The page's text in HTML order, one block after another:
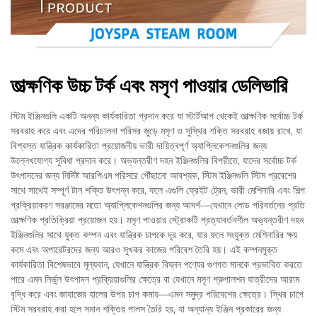
তাত্ক্ষণিক উচ্চ টর্ক এবং মসৃণ পাওয়ার ডেলিভারি
স্টিম ইঞ্জিনগুলি একটি অনন্য কার্যকারিতা প্রদান করে যা স্টার্টআপ থেকেই তাত্ক্ষণিক সর্বোচ্চ টর্ক
সরবরাহ করে এবং এদের পরিচালনা পরিসর জুড়ে মসৃণ ও সুস্থির শক্তি সরবরাহ বজায় রাখে, যা
বিশ্বস্ত যান্ত্রিক কার্যকারিতা প্রয়োজনীয় ভারী দায়িত্বপূর্ণ অ্যাপ্লিকেশনগুলির জন্য
উল্লেখযোগ্য সুবিধা প্রদান করে। অভ্যন্তরীণ দহন ইঞ্জিনগুলির বিপরীতে, যাদের সর্বোচ্চ টর্ক
উৎপাদনের জন্য নির্দিষ্ট আরপিএম পরিসরে পৌঁছানো আবশ্যক, স্টিম ইঞ্জিনগুলি স্টিম প্রবেশের
সাথে সাথেই সম্পূর্ণ টান শক্তি উৎপন্ন করে, ফলে এগুলি ফ্রেইট ট্রেন, ভারী মেশিনারি এবং শিল্প
প্রক্রিয়াকরণ সরঞ্জামের মতো অ্যাপ্লিকেশনগুলির জন্য আদর্শ—যেখানে লোড পরিবর্তনের প্রতি
তাত্ক্ষণিক প্রতিক্রিয়া প্রয়োজন হয়। মসৃণ পাওয়ার স্ট্রোকটি প্রত্যাবর্তনশীল অভ্যন্তরীণ দহন
ইঞ্জিনগুলির সাথে যুক্ত কম্পন এবং যান্ত্রিক চাপকে দূর করে, যার ফলে সংযুক্ত মেশিনারির ক্ষয়
কমে এবং অপারেটরদের জন্য আরও সুখকর কাজের পরিবেশ তৈরি হয়। এই কম্পনমুক্ত
কার্যকারিতা বিশেষভাবে মূল্যবান, যেখানে যান্ত্রিক বিঘ্নন পণ্যের গুণগত মানকে প্রভাবিত করতে
পারে এমন নির্ভুল উৎপাদন প্রক্রিয়াগুলির ক্ষেত্রে বা যেখানে মসৃণ প্রুপালশন যাত্রীদের আরাম
বৃদ্ধি করে এবং জাহাজের হালের উপর চাপ কমায়—এমন সমুদ্র পরিবেশের ক্ষেত্রে। স্থির চাপে
স্টিম সরবরাহ করা হলে সমান শক্তির পালস তৈরি হয়, যা অন্যান্য ইঞ্জিন প্রকারের জন্য